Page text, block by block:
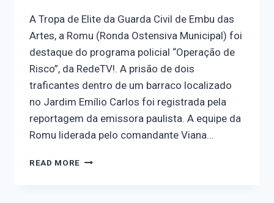
A Tropa de Elite da Guarda Civil de Embu das
Artes, a Romu (Ronda Ostensiva Municipal) foi
destaque do programa policial “Operação de
Risco”, da RedeTV!. A prisão de dois
traficantes dentro de um barraco localizado
no Jardim Emílio Carlos foi registrada pela
reportagem da emissora paulista. A equipe da
Romu liderada pelo comandante Viana…
READ MORE